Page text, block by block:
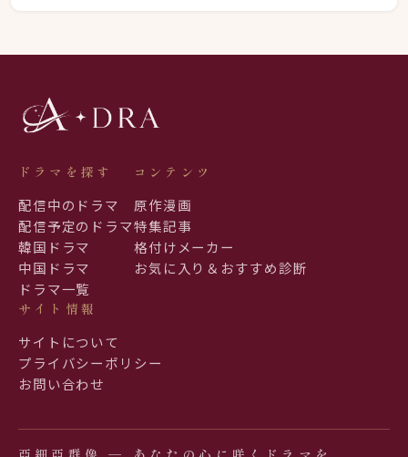
ドラマを探す
配信中のドラマ
配信予定のドラマ
韓国ドラマ
中国ドラマ
ドラマ一覧
コンテンツ
原作漫画
特集記事
格付けメーカー
お気に入り＆おすすめ診断
サイト情報
サイトについて
プライバシーポリシー
お問い合わせ